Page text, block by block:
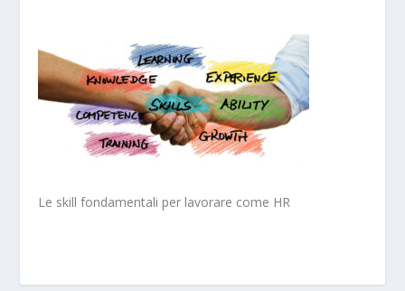
Le skill fondamentali per lavorare come HR